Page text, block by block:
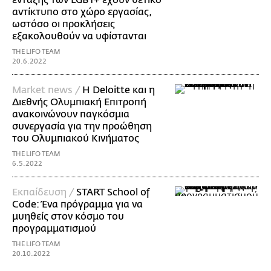
αντίκτυπο στο χώρο εργασίας,
ωστόσο οι προκλήσεις
εξακολουθούν να υφίστανται
THE LIFO TEAM
20.6.2022
Market news / Η Deloitte και η
Διεθνής Ολυμπιακή Επιτροπή
ανακοινώνουν παγκόσμια
συνεργασία για την προώθηση
του Ολυμπιακού Κινήματος
THE LIFO TEAM
6.5.2022
Εκπαίδευση / START School of
Code: Ένα πρόγραμμα για να
μυηθείς στον κόσμο του
προγραμματισμού
THE LIFO TEAM
20.10.2022